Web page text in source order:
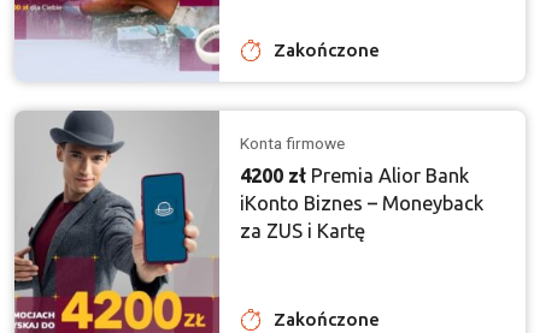
Zakończone
Konta firmowe
4200 zł Premia Alior Bank
iKonto Biznes – Moneyback
za ZUS i Kartę
Zakończone